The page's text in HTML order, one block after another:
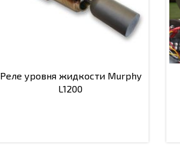
Реле уровня жидкости Murphy
L1200